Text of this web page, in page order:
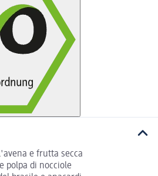
e frutta secca
polpa di nocciole